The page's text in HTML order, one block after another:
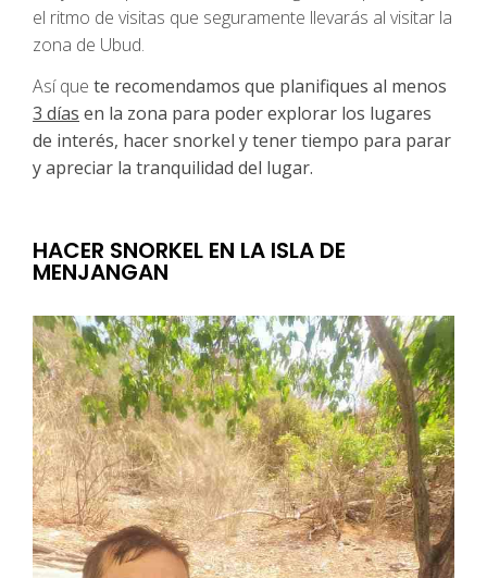
el ritmo de visitas que seguramente llevarás al visitar la
zona de Ubud.
Así que te recomendamos que planifiques al menos
3 días en la zona para poder explorar los lugares
de interés, hacer snorkel y tener tiempo para parar
y apreciar la tranquilidad del lugar.
HACER SNORKEL EN LA ISLA DE
MENJANGAN